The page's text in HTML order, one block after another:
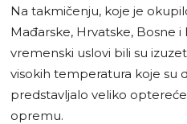
Na takmičenju, koje je
Mađarske, Hrvatske, Bosne
vremenski uslovi bili su
visokih temperatura koje su
predstavljalo veliko
opremu.